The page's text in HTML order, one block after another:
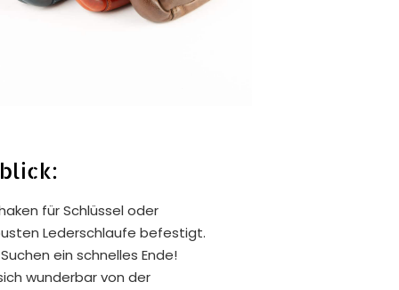
für Schlüssel oder
Lederschlaufe befestigt.
ein schnelles Ende!
wunderbar von der